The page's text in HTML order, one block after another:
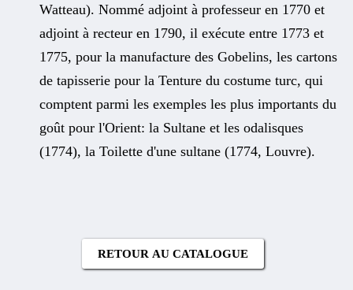
Watteau). Nommé adjoint à professeur en 1770 et
adjoint à recteur en 1790, il exécute entre 1773 et
1775, pour la manufacture des Gobelins, les cartons
de tapisserie pour la Tenture du costume turc, qui
comptent parmi les exemples les plus importants du
goût pour l'Orient: la Sultane et les odalisques
(1774), la Toilette d'une sultane (1774, Louvre).
RETOUR AU CATALOGUE